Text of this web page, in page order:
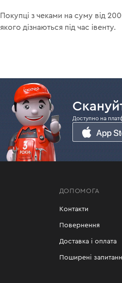
Покупці з чеками на суму від
якого дізнаються під час івенту.
Доступно на
ДОПОМОГА
Контакти
Повернення
Доставка і оплата
Поширені